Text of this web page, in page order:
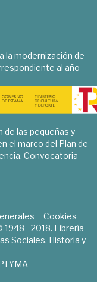
la modernización de
al año
de las pequeñas y
el marco del Plan de
Convocatoria
Cookies
- 2018. Librería
Sociales, Historia y